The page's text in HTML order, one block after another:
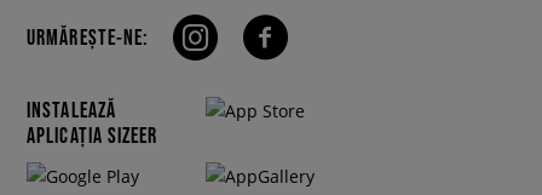
URMĂREȘTE-NE:
INSTALEAZĂ
APLICAȚIA SIZEER